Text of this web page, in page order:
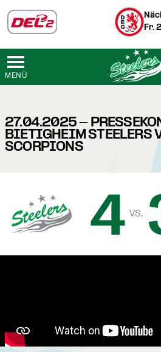
Fr.
MENÜ
27.04.2025 -
BIETIGHEIM STEELERS
SCORPIONS
4 vs.